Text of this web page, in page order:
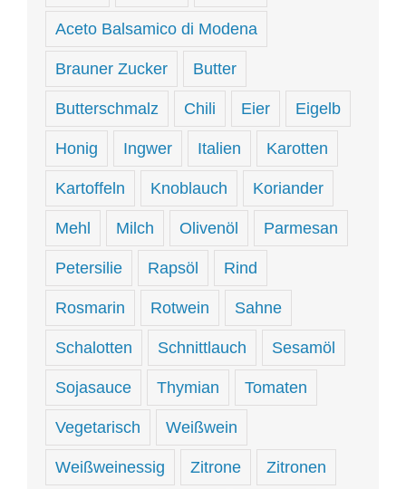
Aceto Balsamico di Modena
Brauner Zucker Butter
Butterschmalz Chili Eier Eigelb
Honig Ingwer Italien Karotten
Kartoffeln Knoblauch Koriander
Mehl Milch Olivenöl Parmesan
Petersilie Rapsöl Rind
Rosmarin Rotwein Sahne
Schalotten Schnittlauch Sesamöl
Sojasauce Thymian Tomaten
Vegetarisch Weißwein
Weißweinessig Zitrone Zitronen